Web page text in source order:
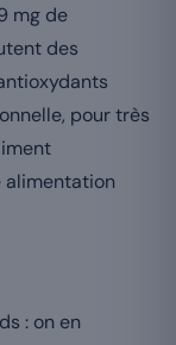
mg de
des
pour très
alimentation
: on en